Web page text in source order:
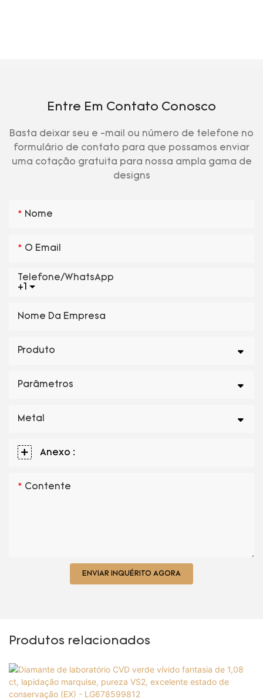
Entre Em Contato Conosco
Basta deixar seu e -mail ou número de telefone no
formulário de contato para que possamos enviar
uma cotação gratuita para nossa ampla gama de
designs
Nome
O Email
+1
Telefone/WhatsApp
Nome Da Empresa
Produto
Parâmetros
Metal
Anexo :
Contente
ENVIAR INQUÉRITO AGORA
Produtos relacionados